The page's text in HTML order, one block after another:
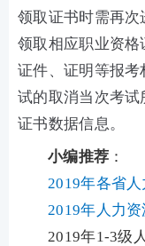
领取证书时需再
领取相应职业资
证件、证明等报
试的取消当次考
证书数据信息。
小编推荐 ：
2019年各省
2019年人力
2019年1-3级